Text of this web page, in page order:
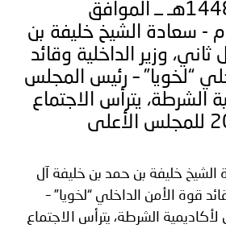
قطر ـ 1448/02/06هـ ــ الموافق
2026/07/20 م - سعادة الشيخ خليفة بن
وزير الداخلية وقائد
“لخويا” – رئيس المجلس
الشرطة، يترأس الاجتماع
الأول لعام 2026 للمجلس الأعلى
الشيخ خليفة بن حمد بن خليفة آل
قوة الأمن الداخلي “لخويا” –
الشرطة، يترأس الاجتماع